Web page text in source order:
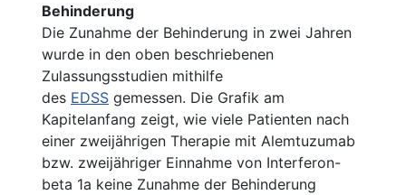
Behinderung
Die Zunahme der Behinderung in zwei Jahren
wurde in den oben beschriebenen
Zulassungsstudien mithilfe
des EDSS gemessen. Die Grafik am
Kapitelanfang zeigt, wie viele Patienten nach
einer zweijährigen Therapie mit Alemtuzumab
bzw. zweijähriger Einnahme von Interferon-
beta 1a keine Zunahme der Behinderung